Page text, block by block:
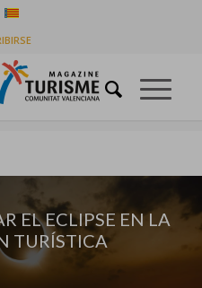
LA PROMOCIÓN TURÍSTICA
EL ECLIPSE EN LA
TURÍSTICA